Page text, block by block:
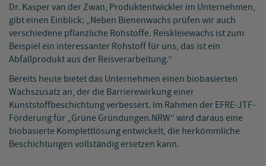
Dr. Kasper van der Zwan, Produktentwickler im Unternehmen,
gibt einen Einblick: „Neben Bienenwachs prüfen wir auch
verschiedene pflanzliche Rohstoffe. Reiskleiewachs ist zum
Beispiel ein interessanter Rohstoff für uns, das ist ein
Abfallprodukt aus der Reisverarbeitung.“
Bereits heute bietet das Unternehmen einen biobasierten
Wachszusatz an, der die Barrierewirkung einer
Kunststoffbeschichtung verbessert. Im Rahmen der EFRE-JTF-
Förderung für „Grüne Gründungen.NRW“ wird daraus eine
biobasierte Komplettlösung entwickelt, die herkömmliche
Beschichtungen vollständig ersetzen kann.